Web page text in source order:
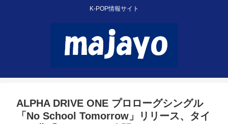
K-POP情報サイト
ALPHA DRIVE ONE プロローグシングル
「No School Tomorrow」リリース、タイ